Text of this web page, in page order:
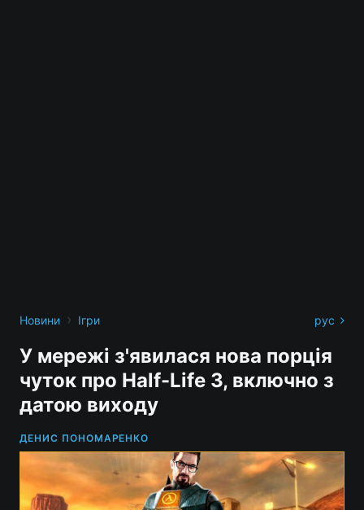
Новини › Ігри рус
У мережі з'явилася нова порція
чуток про Half-Life 3, включно з
датою виходу
ДЕНИС ПОНОМАРЕНКО